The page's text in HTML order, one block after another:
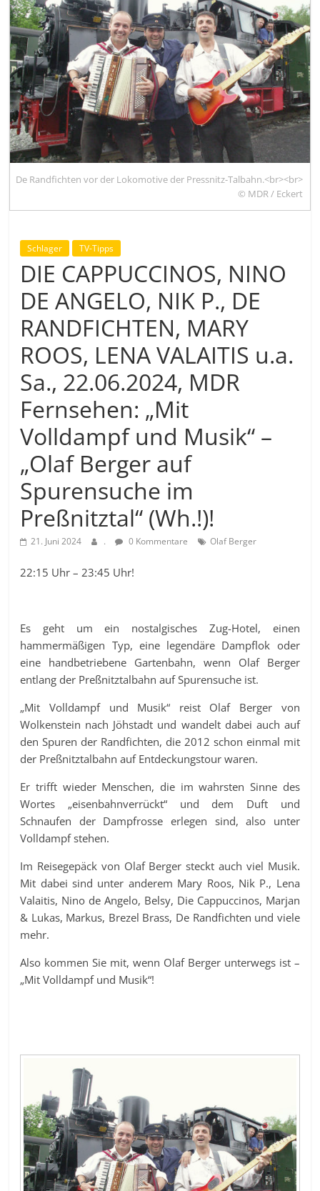
De Randfichten vor der Lokomotive der Pressnitz-Talbahn.<br><br>
© MDR / Eckert
Schlager TV-Tipps
DIE CAPPUCCINOS, NINO
DE ANGELO, NIK P., DE
RANDFICHTEN, MARY
ROOS, LENA VALAITIS u.a.
Sa., 22.06.2024, MDR
Fernsehen: „Mit
Volldampf und Musik“ –
„Olaf Berger auf
Spurensuche im
Preßnitztal“ (Wh.!)!
21. Juni 2024 . 0 Kommentare Olaf Berger
22:15 Uhr – 23:45 Uhr!
Es geht um ein nostalgisches Zug-Hotel, einen
hammermäßigen Typ, eine legendäre Dampflok oder
eine handbetriebene Gartenbahn, wenn Olaf Berger
entlang der Preßnitztalbahn auf Spurensuche ist.
„Mit Volldampf und Musik“ reist Olaf Berger von
Wolkenstein nach Jöhstadt und wandelt dabei auch auf
den Spuren der Randfichten, die 2012 schon einmal mit
der Preßnitztalbahn auf Entdeckungstour waren.
Er trifft wieder Menschen, die im wahrsten Sinne des
Wortes „eisenbahnverrückt“ und dem Duft und
Schnaufen der Dampfrosse erlegen sind, also unter
Volldampf stehen.
Im Reisegepäck von Olaf Berger steckt auch viel Musik.
Mit dabei sind unter anderem Mary Roos, Nik P., Lena
Valaitis, Nino de Angelo, Belsy, Die Cappuccinos, Marjan
& Lukas, Markus, Brezel Brass, De Randfichten und viele
mehr.
Also kommen Sie mit, wenn Olaf Berger unterwegs ist –
„Mit Volldampf und Musik“!